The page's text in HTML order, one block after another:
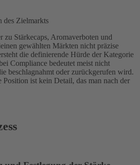
des Zielmarkts
zu Stärkecaps, Aromaverboten und
gewählten Märkten nicht präzise
die definierende Hürde der Kategorie
Compliance bedeutet meist nicht
beschlagnahmt oder zurückgerufen wird.
Position ist kein Detail, das man nach der